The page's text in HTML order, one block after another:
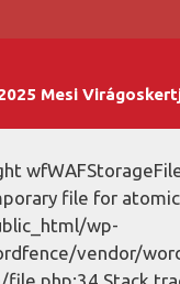
Mesi
file for
wp-
vendor/